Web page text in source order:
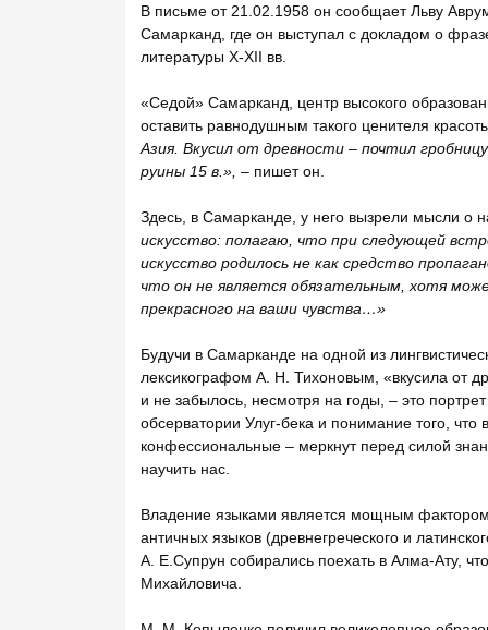
В письме от 21.02.1958 он сообщает Льву
Самарканд, где он выступал с докладом о
литературы Х-ХII вв.
«Седой» Самарканд, центр высокого
оставить равнодушным такого ценителя
Азия. Вкусил от древности –почтил
руины 15 в.», – пишет он.
Здесь, в Самарканде, у него вызрели мысли о
искусство: полагаю, что при следующей
искусство родилось не как средство
что он не является обязательным, хотя
прекрасного на ваши чувства…»
Будучи в Самарканде на одной из
лексикографом А. Н. Тихоновым, «вкусила от
и не забылось, несмотря на годы, – это
обсерватории Улуг-бека и понимание того,
конфессиональные – меркнут перед силой
научить нас.
Владение языками является мощным фактором
античных языков (древнегреческого и
А. Е.Супрун собирались поехать в Алма-Ату,
Михайловича.